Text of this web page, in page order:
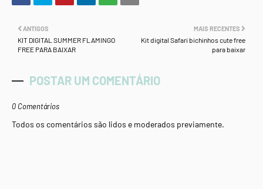
MAIS RECENTES
Kit digital Safari bichinhos cute free
para baixar
ANTIGOS
KIT DIGITAL SUMMER FLAMINGO
FREE PARA BAIXAR
POSTAR UM COMENTÁRIO
0 Comentários
Todos os comentários são lidos e moderados previamente.